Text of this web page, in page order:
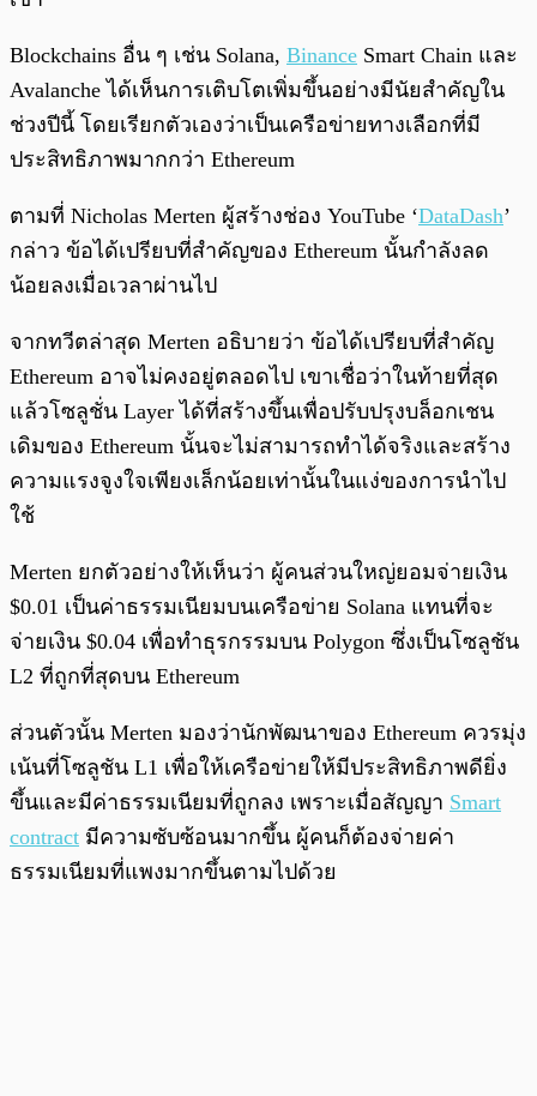
Blockchains อื่น ๆ เช่น Solana, Binance Smart Chain และ
Avalanche ได้เห็นการเติบโตเพิ่มขึ้นอย่างมีนัยสำคัญใน
ช่วงปีนี้ โดยเรียกตัวเองว่าเป็นเครือข่ายทางเลือกที่มี
ประสิทธิภาพมากกว่า Ethereum
ตามที่ Nicholas Merten ผู้สร้างช่อง YouTube ‘DataDash’
กล่าว ข้อได้เปรียบที่สำคัญของ Ethereum นั้นกำลังลด
น้อยลงเมื่อเวลาผ่านไป
จากทวีตล่าสุด Merten อธิบายว่า ข้อได้เปรียบที่สำคัญ
Ethereum อาจไม่คงอยู่ตลอดไป เขาเชื่อว่าในท้ายที่สุด
แล้วโซลูชั่น Layer ได้ที่สร้างขึ้นเพื่อปรับปรุงบล็อกเชน
เดิมของ Ethereum นั้นจะไม่สามารถทำได้จริงและสร้าง
ความแรงจูงใจเพียงเล็กน้อยเท่านั้นในแง่ของการนำไป
ใช้
Merten ยกตัวอย่างให้เห็นว่า ผู้คนส่วนใหญ่ยอมจ่ายเงิน
$0.01 เป็นค่าธรรมเนียมบนเครือข่าย Solana แทนที่จะ
จ่ายเงิน $0.04 เพื่อทำธุรกรรมบน Polygon ซึ่งเป็นโซลูชัน
L2 ที่ถูกที่สุดบน Ethereum
ส่วนตัวนั้น Merten มองว่านักพัฒนาของ Ethereum ควรมุ่ง
เน้นที่โซลูชัน L1 เพื่อให้เครือข่ายให้มีประสิทธิภาพดียิ่ง
ขึ้นและมีค่าธรรมเนียมที่ถูกลง เพราะเมื่อสัญญา Smart
contract มีความซับซ้อนมากขึ้น ผู้คนก็ต้องจ่ายค่า
ธรรมเนียมที่แพงมากขึ้นตามไปด้วย